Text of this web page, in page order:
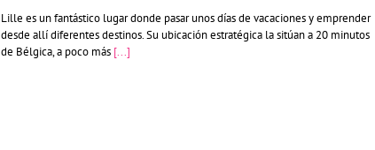
Lille es un fantástico lugar donde pasar unos días de vacaciones y emprender
desde allí diferentes destinos. Su ubicación estratégica la sitúan a 20 minutos
de Bélgica, a poco más [...]